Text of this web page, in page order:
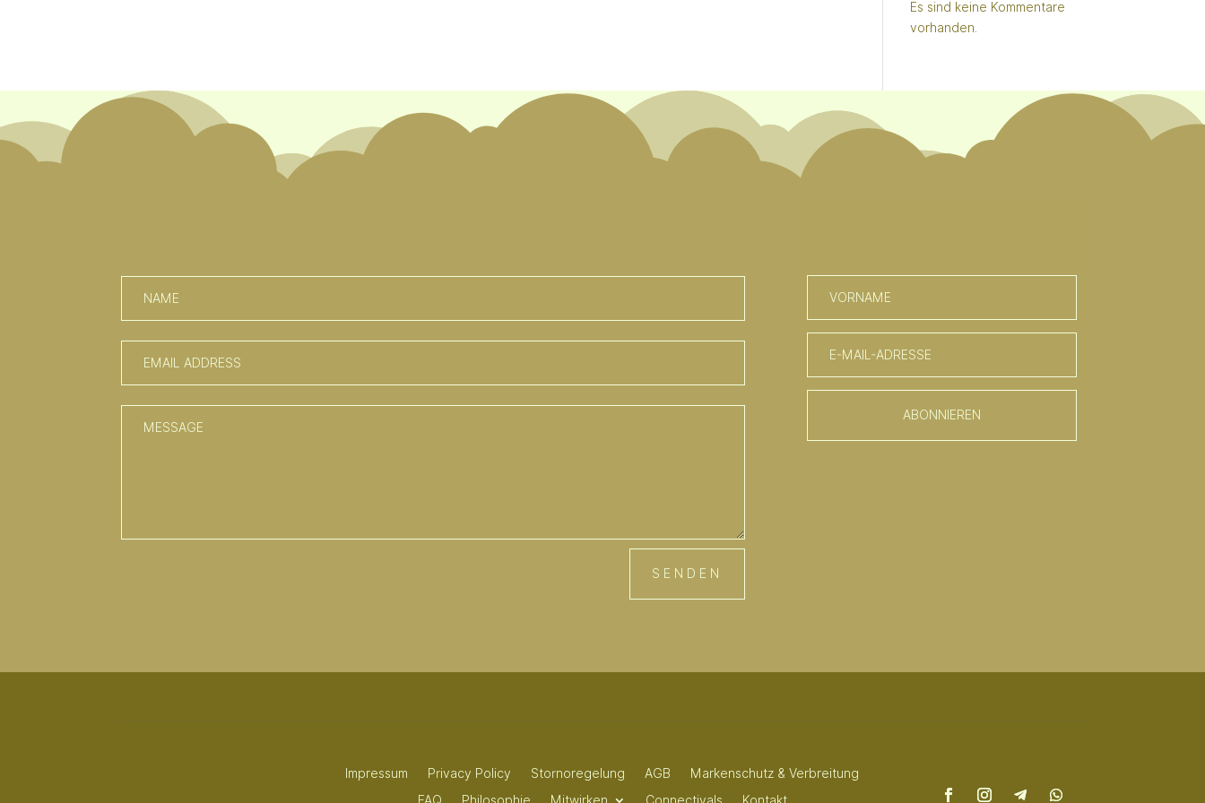
Es sind keine Kommentare
vorhanden.
SENDEN
ABONNIEREN
Impressum Privacy Policy Stornoregelung AGB
Markenschutz & Verbreitung
FAQ
Philosophie Mitwirken Connectivals Kontakt